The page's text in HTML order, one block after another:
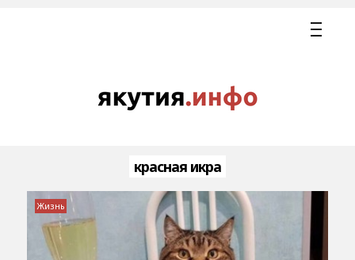
красная икра
Жизнь